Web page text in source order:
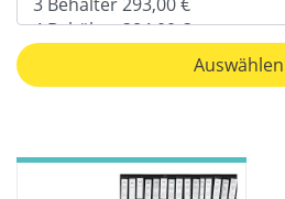
Auswählen